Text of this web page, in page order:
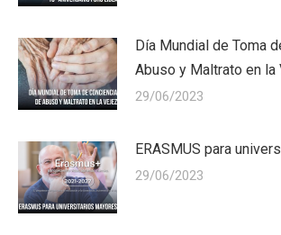
Día Mundial de Toma
Abuso y Maltrato en la
29/06/2023
ERASMUS para
29/06/2023